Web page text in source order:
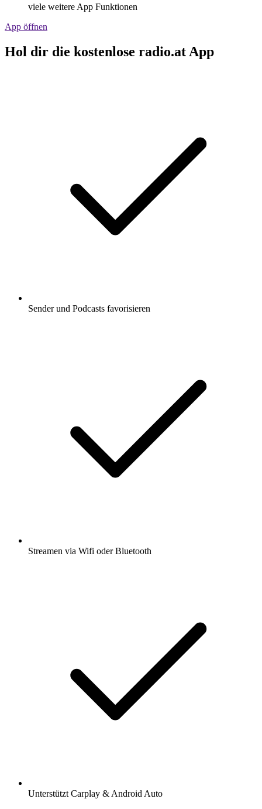
viele weitere App Funktionen
App öffnen
Hol dir die kostenlose radio.at App
Sender und Podcasts favorisieren
Streamen via Wifi oder Bluetooth
Unterstützt Carplay & Android Auto